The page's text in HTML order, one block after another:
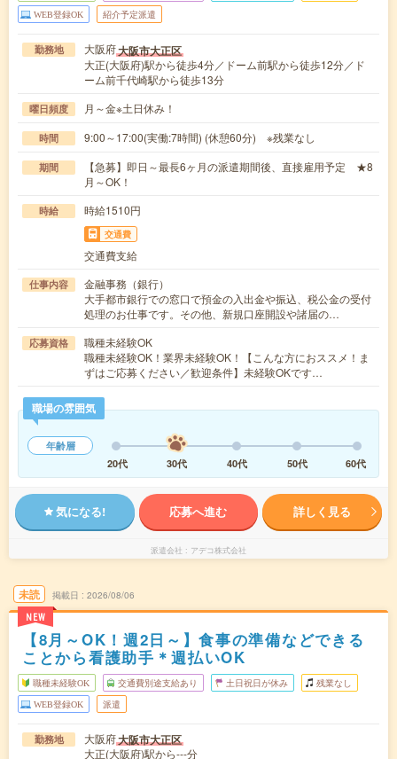
WEB登録OK 紹介予定派遣
勤務地 大阪府大阪市大正区
大正(大阪府)駅から徒歩4分／ドーム前駅から徒歩12分／ド
ーム前千代崎駅から徒歩13分
曜日頻度 月～金※土日休み！
時間 9:00～17:00(実働:7時間) (休憩60分) ※残業なし
期間
【急募】即日～最長6ヶ月の派遣期間後、直接雇用予定 ★8
月～OK！
時給 時給1510円
交通費
交通費支給
仕事内容
金融事務（銀行）
大手都市銀行での窓口で預金の入出金や振込、税公金の受付
処理のお仕事です。その他、新規口座開設や諸届の…
応募資格
職種未経験OK
職種未経験OK！業界未経験OK！【こんな方におススメ！ま
ずはご応募ください／歓迎条件】未経験OKです…
職場の雰囲気
年齢層
20代
30代 40代 50代 60代
気になる! 応募へ進む 詳しく見る
派遣会社 アデコ株式会社
未読
NEW
掲載日 2026/08/06
【8月～OK！週2日～】食事の準備などできる
ことから看護助手＊週払いOK
職種未経験OK 交通費別途支給あり 土日祝日が休み 残業なし
WEB登録OK 派遣
勤務地 大阪府大阪市大正区
大正(大阪府)駅から---分